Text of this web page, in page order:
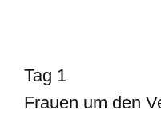
Tag 1
Frauen um den